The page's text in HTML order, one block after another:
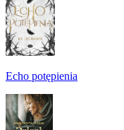
Echo potępienia